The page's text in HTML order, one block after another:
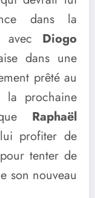
dans la
avec Diogo
dans une
prêté au
la prochaine
Raphaël
profiter de
pour tenter de
son nouveau